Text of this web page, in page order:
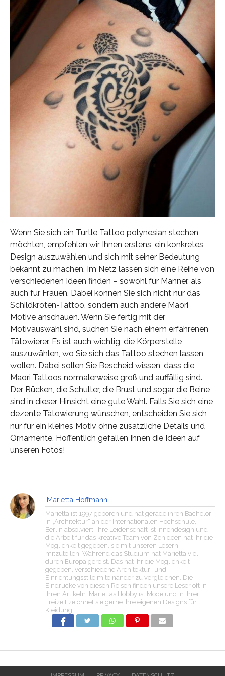
Wenn Sie sich ein Turtle Tattoo polynesian stechen
möchten, empfehlen wir Ihnen erstens, ein konkretes
Design auszuwählen und sich mit seiner Bedeutung
bekannt zu machen. Im Netz lassen sich eine Reihe von
verschiedenen Ideen finden – sowohl für Männer, als
auch für Frauen. Dabei können Sie sich nicht nur das
Schildkröten-Tattoo, sondern auch andere Maori
Motive anschauen. Wenn Sie fertig mit der
Motivauswahl sind, suchen Sie nach einem erfahrenen
Tätowierer. Es ist auch wichtig, die Körperstelle
auszuwählen, wo Sie sich das Tattoo stechen lassen
wollen. Dabei sollen Sie Bescheid wissen, dass die
Maori Tattoos normalerweise groß und auffällig sind.
Der Rücken, die Schulter, die Brust und sogar die Beine
sind in dieser Hinsicht eine gute Wahl. Falls Sie sich eine
dezente Tätowierung wünschen, entscheiden Sie sich
nur für ein kleines Motiv ohne zusätzliche Details und
Ornamente. Hoffentlich gefallen Ihnen die Ideen auf
unseren Fotos!
Marietta Hoffmann
Marietta ist 1997 geboren und hat gerade ihren Bachelor
in „Architektur“ an der Internationalen Hochschule,
Berlin absolviert. Ihre Leidenschaft ist Innendesign und
die Arbeit für das kreative Team von Zenideen hat ihr die
Möglichkeit gegeben, sie mit unseren Lesern
mitzuteilen. Während das Studium hat Marietta viel
durch Europa gereist. Das hat ihr die Möglichkeit
gegeben, verschiedene Architektur- und
Einrichtungsstile miteinander zu vergleichen. Die
Eindrücke von diesen Reisen finden unsere Leser oft in
ihren Artikeln. Mariettas Hobby ist Mode und in ihrer
Freizeit zeichnet sie gerne ihre eigenen Designs für
Kleidung.